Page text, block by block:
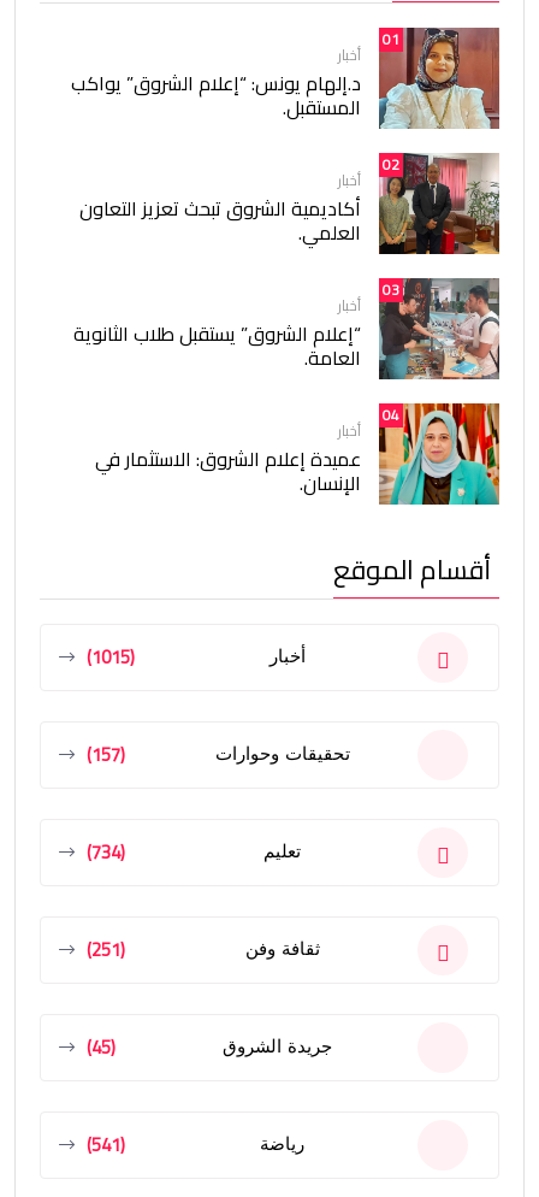
01
أخبار
د.إلهام يونس: “إعلام الشروق” يواكب
المستقبل.
02
أخبار
أكاديمية الشروق تبحث تعزيز التعاون
العلمي.
03
أخبار
“إعلام الشروق” يستقبل طلاب الثانوية
العامة.
04
أخبار
عميدة إعلام الشروق: الاستثمار في
الإنسان.
أقسام الموقع
أخبار (1015)
تحقيقات وحوارات (157)
تعليم (734)
ثقافة وفن (251)
جريدة الشروق (45)
رياضة (541)